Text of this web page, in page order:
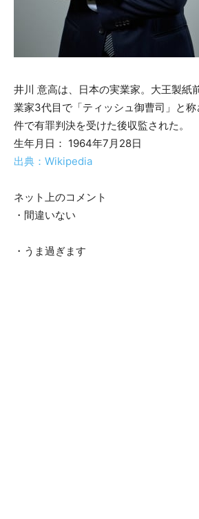
井川 意高は、日本の実業家。大王製紙
業家3代目で「ティッシュ御曹司」と
件で有罪判決を受けた後収監された。
生年月日： 1964年7月28日
出典：Wikipedia
ネット上のコメント
・間違いない
・うま過ぎます